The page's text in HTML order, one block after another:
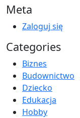
Meta
Zaloguj się
Categories
Biznes
Budownictwo
Dziecko
Edukacja
Hobby